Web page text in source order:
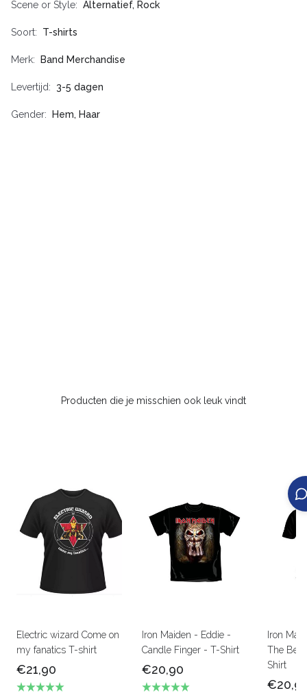
Scene or Style Alternatief, Rock
Soort T-shirts
Merk Band Merchandise
Levertijd 3-5 dagen
Gender Hem, Haar
Producten die je misschien ook leuk vindt
Electric wizard Come on
my fanatics T-shirt
€21,90
Iron Maiden - Eddie -
Candle Finger - T-Shirt
€20,90
Iron
The
Shirt